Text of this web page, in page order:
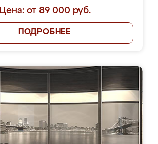
Цена: от 89 000 руб.
ПОДРОБНЕЕ